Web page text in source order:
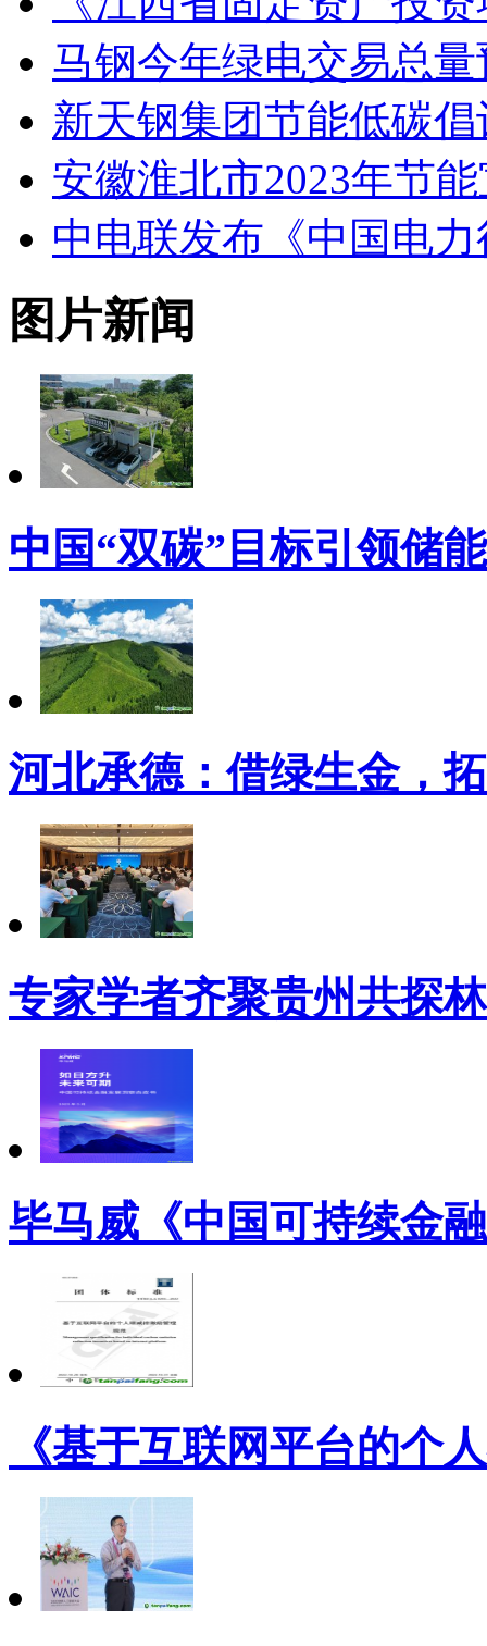
马钢今年绿电交易总
新天钢集团节能低碳倡
安徽淮北市2023年节
中电联发布《中国电
图片新闻
中国“双碳”目标引领储
河北承德：借绿生金，
专家学者齐聚贵州共探
毕马威《中国可持续金
《基于互联网平台的个